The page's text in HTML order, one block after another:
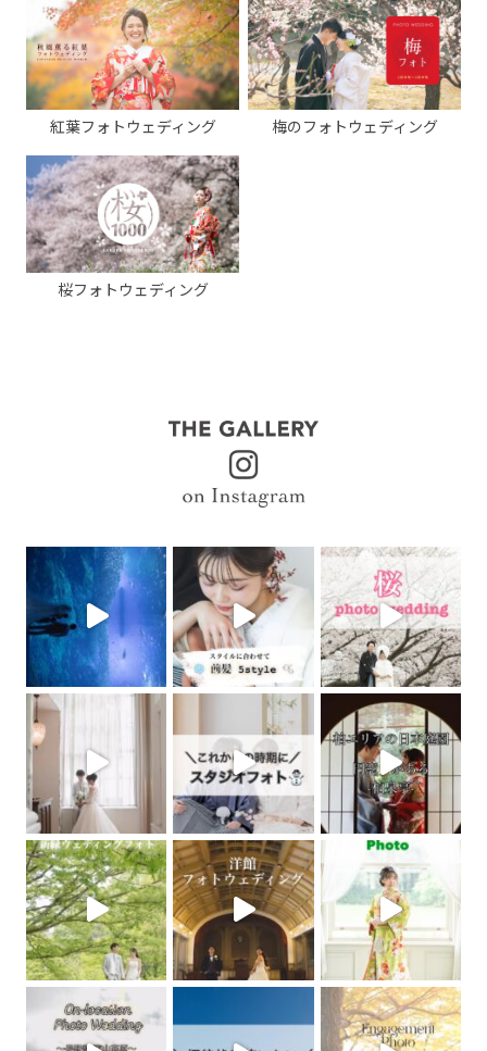
紅葉フォトウェディング 梅のフォトウェディング
桜フォトウェディング